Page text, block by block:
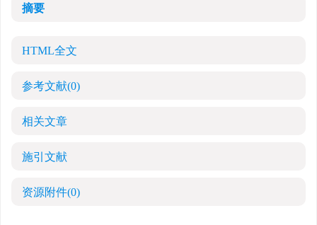
摘要
HTML全文
参考文献(0)
相关文章
施引文献
资源附件(0)